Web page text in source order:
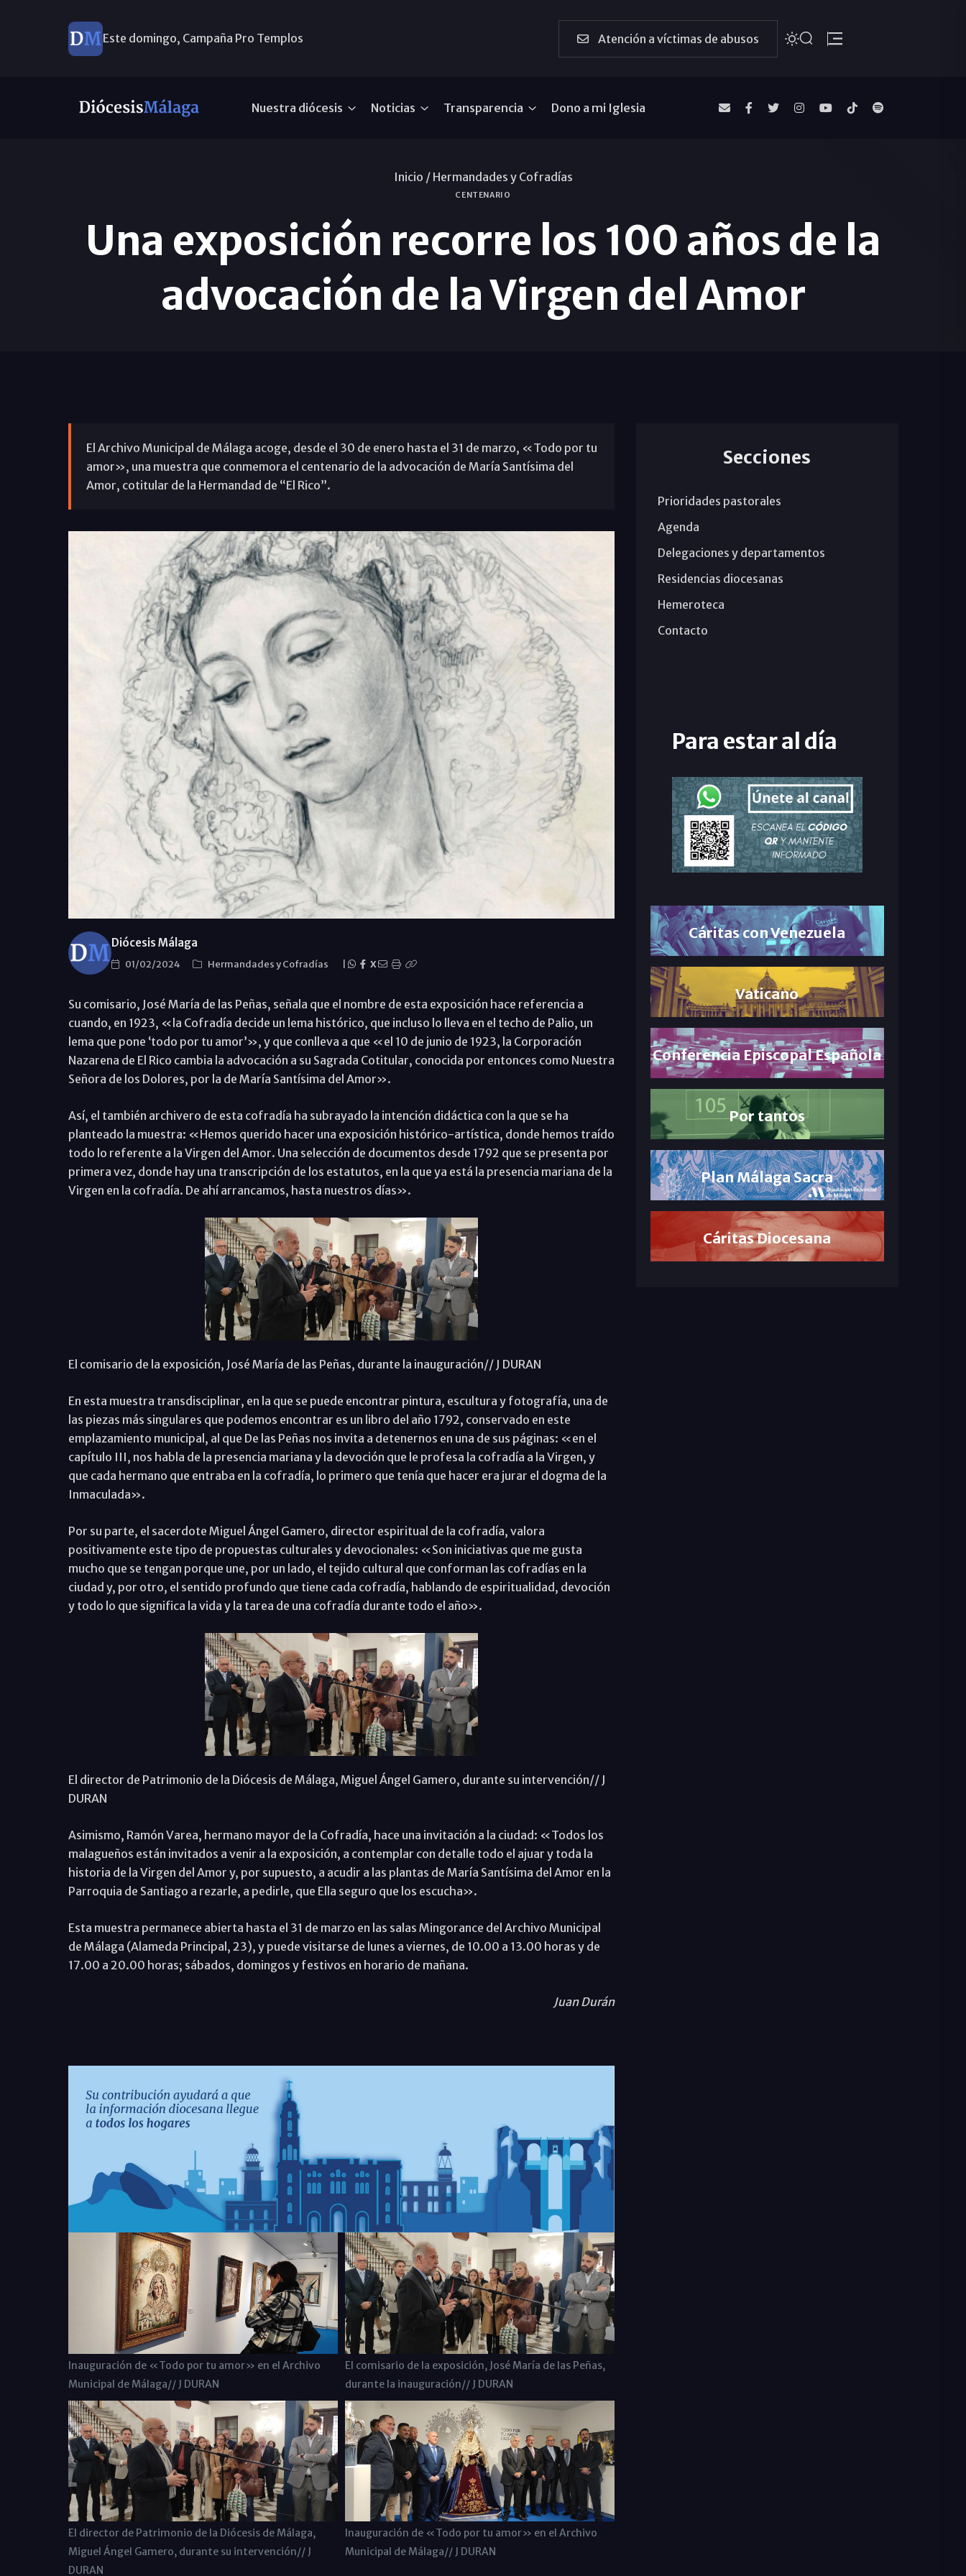
Este domingo, Campaña Pro Templos Atención a víctimas de abusos
Nuestra diócesis Noticias Transparencia Dono a mi Iglesia
Inicio / Hermandades y Cofradías
CENTENARIO
Una exposición recorre los 100 años de la
advocación de la Virgen del Amor
El Archivo Municipal de Málaga acoge, desde el 30 de enero hasta el 31 de marzo, «Todo por tu
amor», una muestra que conmemora el centenario de la advocación de María Santísima del
Amor, cotitular de la Hermandad de “El Rico”.
Diócesis Málaga
01/02/2024 Hermandades y Cofradías X
Su comisario, José María de las Peñas, señala que el nombre de esta exposición hace referencia a
cuando, en 1923, «la Cofradía decide un lema histórico, que incluso lo lleva en el techo de Palio, un
lema que pone ‘todo por tu amor’», y que conlleva a que «el 10 de junio de 1923, la Corporación
Nazarena de El Rico cambia la advocación a su Sagrada Cotitular, conocida por entonces como Nuestra
Señora de los Dolores, por la de María Santísima del Amor».
Así, el también archivero de esta cofradía ha subrayado la intención didáctica con la que se ha
planteado la muestra: «Hemos querido hacer una exposición histórico-artística, donde hemos traído
todo lo referente a la Virgen del Amor. Una selección de documentos desde 1792 que se presenta por
primera vez, donde hay una transcripción de los estatutos, en la que ya está la presencia mariana de la
Virgen en la cofradía. De ahí arrancamos, hasta nuestros días».
El comisario de la exposición, José María de las Peñas, durante la inauguración// J DURAN
En esta muestra transdisciplinar, en la que se puede encontrar pintura, escultura y fotografía, una de
las piezas más singulares que podemos encontrar es un libro del año 1792, conservado en este
emplazamiento municipal, al que De las Peñas nos invita a detenernos en una de sus páginas: «en el
capítulo III, nos habla de la presencia mariana y la devoción que le profesa la cofradía a la Virgen, y
que cada hermano que entraba en la cofradía, lo primero que tenía que hacer era jurar el dogma de la
Inmaculada».
Por su parte, el sacerdote Miguel Ángel Gamero, director espiritual de la cofradía, valora
positivamente este tipo de propuestas culturales y devocionales: «Son iniciativas que me gusta
mucho que se tengan porque une, por un lado, el tejido cultural que conforman las cofradías en la
ciudad y, por otro, el sentido profundo que tiene cada cofradía, hablando de espiritualidad, devoción
y todo lo que significa la vida y la tarea de una cofradía durante todo el año».
El director de Patrimonio de la Diócesis de Málaga, Miguel Ángel Gamero, durante su intervención// J
DURAN
Asimismo, Ramón Varea, hermano mayor de la Cofradía, hace una invitación a la ciudad: «Todos los
malagueños están invitados a venir a la exposición, a contemplar con detalle todo el ajuar y toda la
historia de la Virgen del Amor y, por supuesto, a acudir a las plantas de María Santísima del Amor en la
Parroquia de Santiago a rezarle, a pedirle, que Ella seguro que los escucha».
Esta muestra permanece abierta hasta el 31 de marzo en las salas Mingorance del Archivo Municipal
de Málaga (Alameda Principal, 23), y puede visitarse de lunes a viernes, de 10.00 a 13.00 horas y de
17.00 a 20.00 horas; sábados, domingos y festivos en horario de mañana.
Juan Durán
Inauguración de «Todo por tu amor» en el Archivo
Municipal de Málaga// J DURAN
El comisario de la exposición, José María de las Peñas,
durante la inauguración// J DURAN
El director de Patrimonio de la Diócesis de Málaga,
Miguel Ángel Gamero, durante su intervención// J
DURAN
Inauguración de «Todo por tu amor» en el Archivo
Municipal de Málaga// J DURAN
Secciones
Prioridades pastorales
Agenda
Delegaciones y departamentos
Residencias diocesanas
Hemeroteca
Contacto
Para estar al día
Cáritas con Venezuela
Vaticano
Conferencia Episcopal Española
Por tantos
Plan Málaga Sacra
Cáritas Diocesana